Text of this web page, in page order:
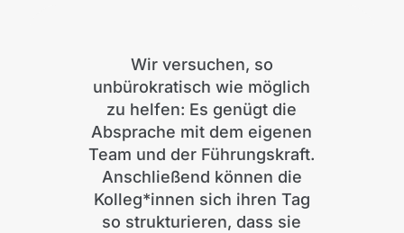
Wir versuchen, so
unbürokratisch wie möglich
zu helfen: Es genügt die
Absprache mit dem eigenen
Team und der Führungskraft.
Anschließend können die
Kolleg*innen sich ihren Tag
so strukturieren, dass sie